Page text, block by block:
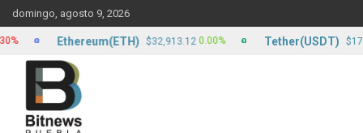
Skip
to
content
domingo, agosto 9, 2026
Ethereum(ETH) $32,913.12 0.00% Tether(USDT) $17.13